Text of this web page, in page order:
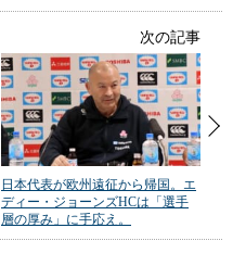
次の記事
日本代表が欧州遠征から帰国。エ
ディー・ジョーンズHCは「選手
層の厚み」に手応え。